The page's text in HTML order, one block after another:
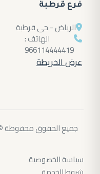
فرع قرطبة
الرياض - حى قرطبة
الهاتف :
966114444419
عرض الخريطة
سياسة الخصوصية